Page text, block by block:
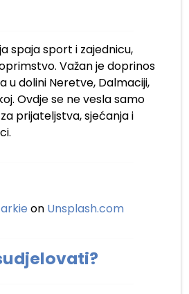
spaja sport i zajednicu,
Važan je doprinos
u dolini Neretve, Dalmaciji,
Ovdje se ne vesla samo
prijateljstva, sjećanja i
on Unsplash.com